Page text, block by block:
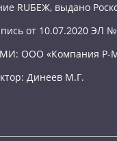
RUБЕЖ, выдано
от 10.07.2020 ЭЛ
ООО «Компания Р-
Динеев М.Г.